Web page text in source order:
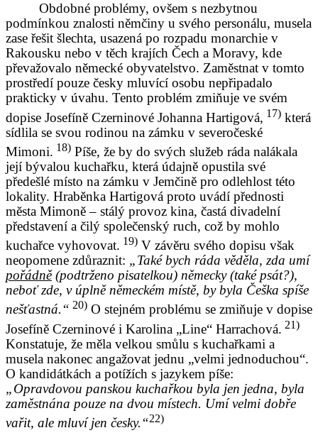
Obdobné problémy, ovšem s nezbytnou
podmínkou znalosti němčiny u svého personálu, musela
zase řešit šlechta, usazená po rozpadu monarchie v
Rakousku nebo v těch krajích Čech a Moravy, kde
převažovalo německé obyvatelstvo. Zaměstnat v tomto
prostředí pouze česky mluvící osobu nepřipadalo
prakticky v úvahu. Tento problém zmiňuje ve svém
dopise Josefíně Czerninové Johanna Hartigová, 17) která
sídlila se svou rodinou na zámku v severočeské
Mimoni. 18) Píše, že by do svých služeb ráda nalákala
její bývalou kuchařku, která údajně opustila své
předešlé místo na zámku v Jemčině pro odlehlost této
lokality. Hraběnka Hartigová proto uvádí přednosti
města Mimoně – stálý provoz kina, častá divadelní
představení a čilý společenský ruch, což by mohlo
kuchařce vyhovovat. 19) V závěru svého dopisu však
neopomene zdůraznit: „Také bych ráda věděla, zda umí
pořádně(podtrženo pisatelkou) německy (také psát?),
neboť zde, v úplně německém místě, by byla Češka spíše
nešťastná.“ 20) O stejném problému se zmiňuje v dopise
Josefíně Czerninové i Karolina „Line“ Harrachová. 21)
Konstatuje, že měla velkou smůlu s kuchařkami a
musela nakonec angažovat jednu „velmi jednoduchou“.
O kandidátkách a potížích s jazykem píše:
„Opravdovou panskou kuchařkou byla jen jedna, byla
zaměstnána pouze na dvou místech. Umí velmi dobře
vařit, ale mluví jen česky.“22)